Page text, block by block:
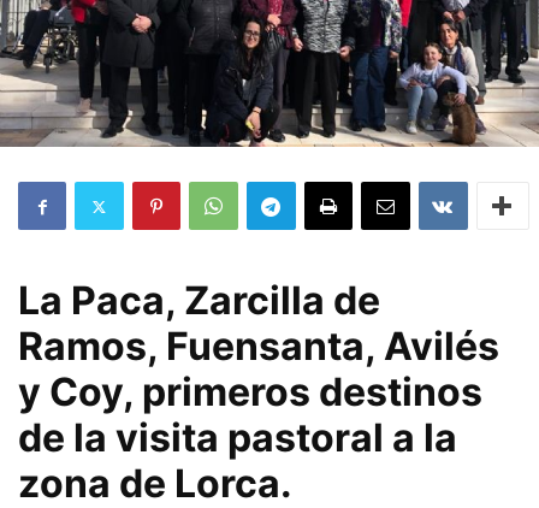
La Paca, Zarcilla de
Ramos, Fuensanta, Avilés
y Coy, primeros destinos
de la visita pastoral a la
zona de Lorca.